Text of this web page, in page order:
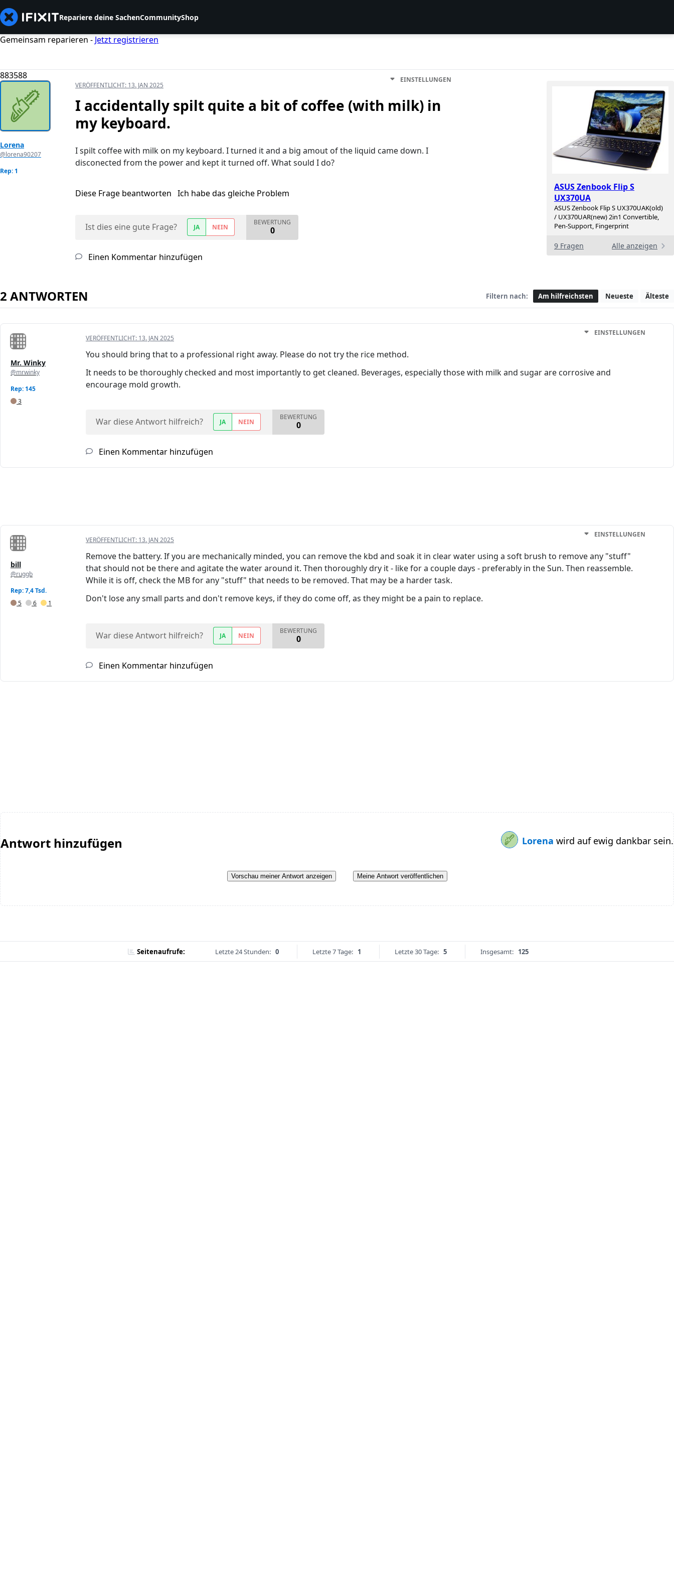
Repariere deine SachenCommunityShop
Gemeinsam reparieren - Jetzt registrieren
883588
ASUS Zenbook Flip S
UX370UA
ASUS Zenbook Flip S UX370UAK(old)
/ UX370UAR(new) 2in1 Convertible,
Pen-Support, Fingerprint
9 Fragen Alle anzeigen
Lorena
@lorena90207
Rep: 1
VERÖFFENTLICHT: 13. JAN 2025
EINSTELLUNGEN
I accidentally spilt quite a bit of coffee (with milk) in
my keyboard.
I spilt coffee with milk on my keyboard. I turned it and a big amout of the liquid came down. I
disconected from the power and kept it turned off. What sould I do?
Diese Frage beantworten Ich habe das gleiche Problem
Ist dies eine gute Frage? JA NEIN
BEWERTUNG
0
Einen Kommentar hinzufügen
2 ANTWORTEN Filtern nach: Am hilfreichsten Neueste Älteste
Mr. Winky
@mrwinky
Rep: 145
3
VERÖFFENTLICHT: 13. JAN 2025
EINSTELLUNGEN
You should bring that to a professional right away. Please do not try the rice method.
It needs to be thoroughly checked and most importantly to get cleaned. Beverages, especially those with milk and sugar are corrosive and
encourage mold growth.
War diese Antwort hilfreich? JA NEIN
BEWERTUNG
0
Einen Kommentar hinzufügen
bill
@ruggb
Rep: 7,4 Tsd.
5
6 1
VERÖFFENTLICHT: 13. JAN 2025
EINSTELLUNGEN
Remove the battery. If you are mechanically minded, you can remove the kbd and soak it in clear water using a soft brush to remove any "stuff"
that should not be there and agitate the water around it. Then thoroughly dry it - like for a couple days - preferably in the Sun. Then reassemble.
While it is off, check the MB for any "stuff" that needs to be removed. That may be a harder task.
Don't lose any small parts and don't remove keys, if they do come off, as they might be a pain to replace.
War diese Antwort hilfreich? JA NEIN
BEWERTUNG
0
Einen Kommentar hinzufügen
Antwort hinzufügen Lorena wird auf ewig dankbar sein.
Vorschau meiner Antwort anzeigen Meine Antwort veröffentlichen
Seitenaufrufe: Letzte 24 Stunden: 0 Letzte 7 Tage: 1 Letzte 30 Tage: 5 Insgesamt: 125